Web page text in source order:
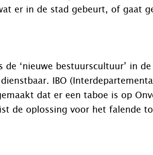
er in de stad gebeurt, of gaat
de ‘nieuwe bestuurscultuur’ in
IBO
dat er een taboe is op
de oplossing voor het falende